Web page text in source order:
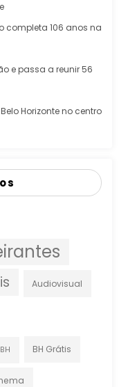
completa 106 anos na
e passa a reunir 56
Horizonte no centro
Audiovisual
BH BH Grátis